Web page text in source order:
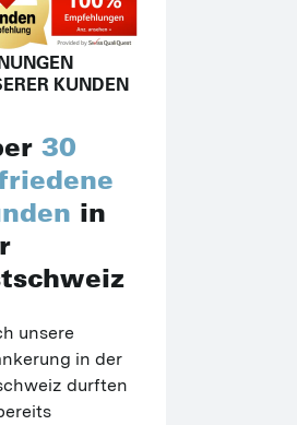
KUNDEN
30
in
unsere
in der
durften